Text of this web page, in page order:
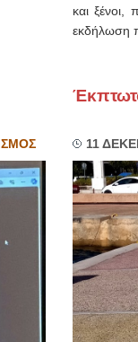
και ξένοι,
εκδήλωση
11